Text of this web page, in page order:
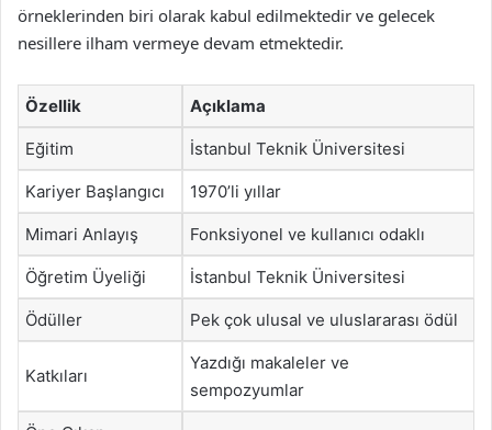
örneklerinden biri olarak kabul edilmektedir ve gelecek
nesillere ilham vermeye devam etmektedir.
Özellik Açıklama
Eğitim İstanbul Teknik Üniversitesi
Kariyer Başlangıcı 1970’li yıllar
Mimari Anlayış Fonksiyonel ve kullanıcı odaklı
Öğretim Üyeliği İstanbul Teknik Üniversitesi
Ödüller Pek çok ulusal ve uluslararası ödül
Katkıları
Yazdığı makaleler ve
sempozyumlar